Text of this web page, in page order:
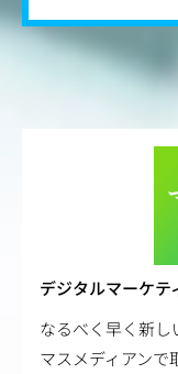
デジタルマーケ
なるべく早く新し
マスメディアンで